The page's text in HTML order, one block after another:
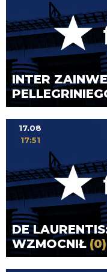
INTER
DE
WZMOCNIŁ (0)
17.08
17:51